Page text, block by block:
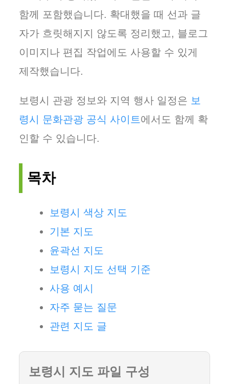
함께 포함했습니다. 확대했을 때 선과 글
자가 흐릿해지지 않도록 정리했고, 블로그
이미지나 편집 작업에도 사용할 수 있게
제작했습니다.
보령시 관광 정보와 지역 행사 일정은 보
령시 문화관광 공식 사이트에서도 함께 확
인할 수 있습니다.
목차
보령시 색상 지도
기본 지도
윤곽선 지도
보령시 지도 선택 기준
사용 예시
자주 묻는 질문
관련 지도 글
보령시 지도 파일 구성